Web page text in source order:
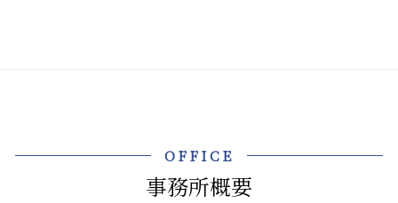
OFFICE
事務所概要